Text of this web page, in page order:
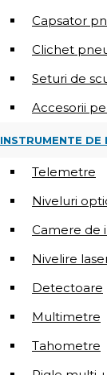
Capsator
Clichet
Seturi de
Accesorii
INSTRUMENTE DE
Telemetre
Niveluri
Camere de
Nivelire
Detectoare
Multimetre
Tahometre